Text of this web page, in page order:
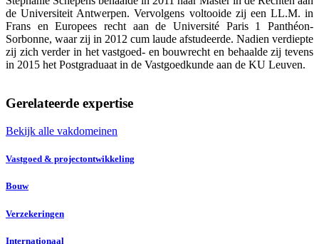
de Universiteit Antwerpen. Vervolgens voltooide zij een LL.M. in
Frans en Europees recht aan de Université Paris 1 Panthéon-
Sorbonne, waar zij in 2012 cum laude afstudeerde. Nadien verdiepte
zij zich verder in het vastgoed- en bouwrecht en behaalde zij tevens
in 2015 het Postgraduaat in de Vastgoedkunde aan de KU Leuven.
Gerelateerde expertise
Bekijk alle vakdomeinen
Vastgoed & projectontwikkeling
Bouw
Verzekeringen
Internationaal